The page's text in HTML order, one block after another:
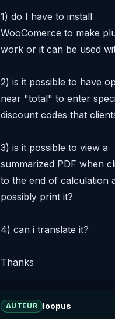
1) do I have to install
WooComerce to make
work or it can be used
2) is it possible to have
near "total" to enter
discount codes that
3) is it possible to view a
summarized PDF when
to the end of calculation
possibly print it?
4) can i translate it?
Thanks
AUTEUR loopus